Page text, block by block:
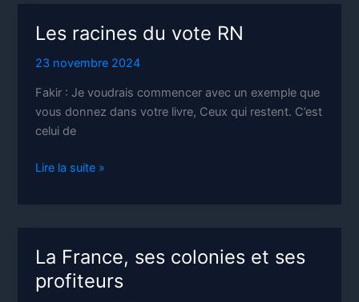
Les racines du vote RN
23 novembre 2024
Fakir : Je voudrais commencer avec un exemple que
vous donnez dans votre livre, Ceux qui restent. C’est
celui de
Les
Lire la suite »
La France, ses colonies et ses
profiteurs